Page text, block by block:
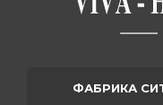
ФАБРИКА